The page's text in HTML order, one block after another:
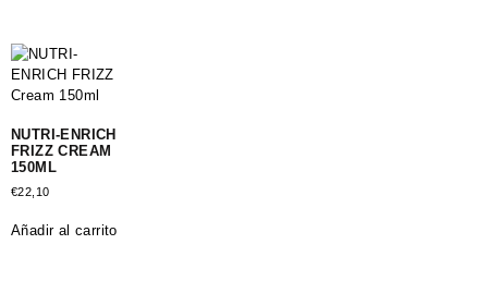
NUTRI-ENRICH
FRIZZ CREAM
150ML
€22,10
Añadir al carrito